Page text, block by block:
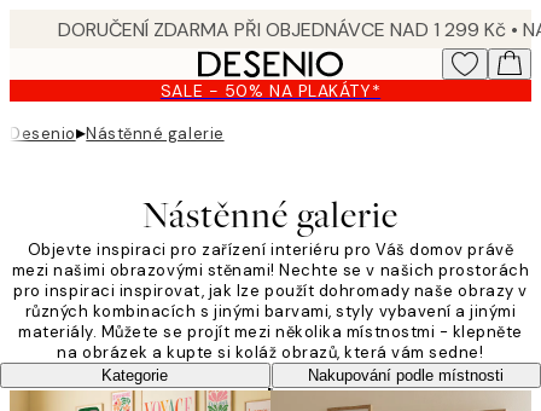
content.
SALE - 50% NA PLAKÁTY*
Desenio▸Nástěnné galerie
Nástěnné galerie
Objevte inspiraci pro zařízení interiéru pro Váš domov právě
mezi našimi obrazovými stěnami! Nechte se v našich prostorách
pro inspiraci inspirovat, jak lze použít dohromady naše obrazy v
různých kombinacích s jinými barvami, styly vybavení a jinými
materiály. Můžete se projít mezi několika místnostmi - klepněte
na obrázek a kupte si koláž obrazů, která vám sedne!
Kategorie Nakupování podle místnosti